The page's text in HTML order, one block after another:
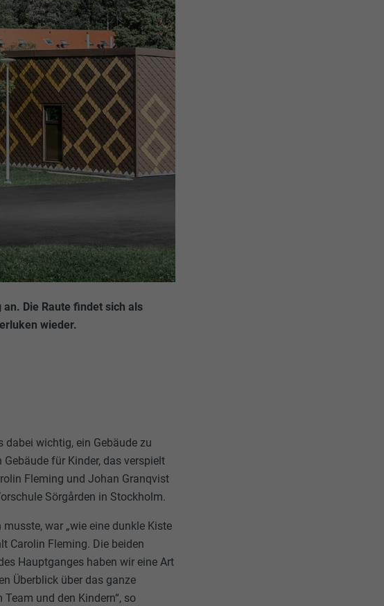
Die Raute findet sich als
wieder.
dabei wichtig, ein Gebäude zu
für Kinder, das verspielt
Fleming und Johan Granqvist
Sörgården in Stockholm.
war „wie eine dunkle Kiste
Carolin Fleming. Die beiden
Hauptganges haben wir eine Art
Überblick über das ganze
und den Kindern“, so